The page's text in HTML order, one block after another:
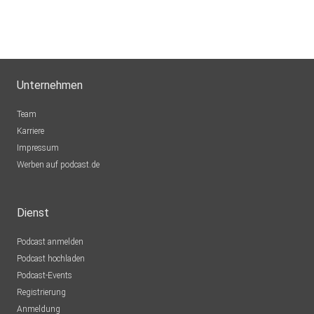
Unternehmen
Team
Karriere
Impressum
Werben auf podcast.de
Dienst
Podcast anmelden
Podcast hochladen
Podcast-Events
Registrierung
Anmeldung